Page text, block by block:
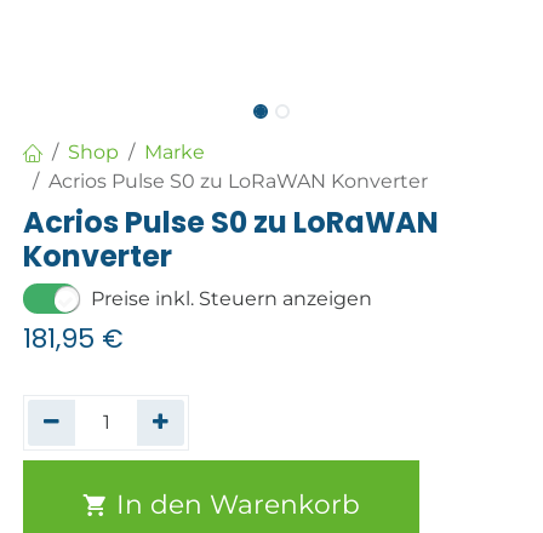
Shop
Marke
Acrios Pulse S0 zu LoRaWAN Konverter
Acrios Pulse S0 zu LoRaWAN
Konverter
Preise inkl. Steuern anzeigen
181,95 €
In den Warenkorb